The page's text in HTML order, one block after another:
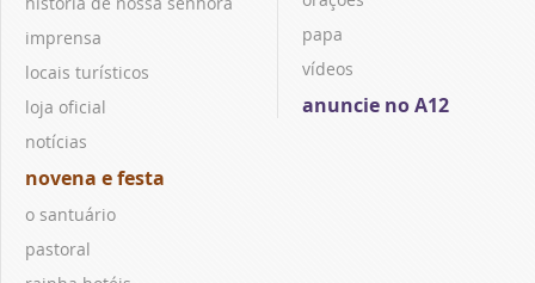
imprensa
locais turísticos
loja oficial
notícias
novena e festa
o santuário
pastoral
papa
vídeos
anuncie no A12